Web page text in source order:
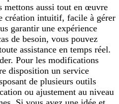
mettons aussi tout en œuvre
création intuitif, facile à gérer
garantir une expérience
de besoin, vous pouvez
assistance en temps réel.
Pour les modifications
disposition un service
de plusieurs outils
ou ajustement au niveau